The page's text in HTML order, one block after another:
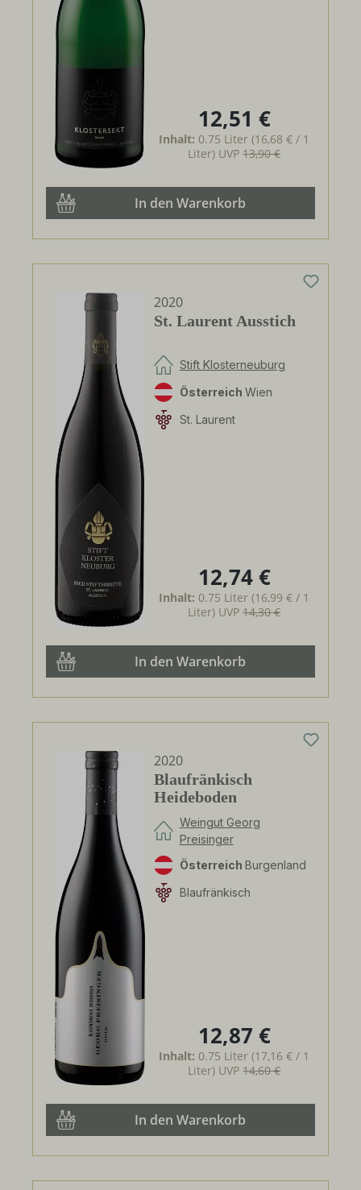
Regulärer Preis:
12,51 €
Inhalt: 0.75 Liter(16,68 € / 1
Liter) UVP13,90 €
In den Warenkorb
2020
St. Laurent Ausstich
Stift Klosterneuburg
Österreich Wien
St. Laurent
Regulärer Preis:
12,74 €
Inhalt: 0.75 Liter(16,99 € / 1
Liter) UVP14,30 €
In den Warenkorb
2020
Blaufränkisch
Heideboden
Weingut Georg
Preisinger
Österreich Burgenland
Blaufränkisch
Regulärer Preis:
12,87 €
Inhalt: 0.75 Liter(17,16 € / 1
Liter) UVP14,60 €
In den Warenkorb